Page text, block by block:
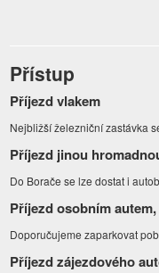
Přístup
Příjezd vlakem
Nejbližší železniční zastávka
Příjezd jinou
Do Borače se lze dostat i
Příjezd osobním
Doporučujeme zaparkovat
Příjezd zájezdového